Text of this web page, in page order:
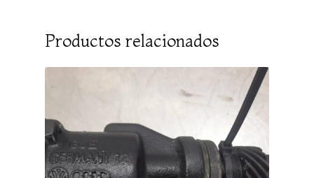
Productos relacionados